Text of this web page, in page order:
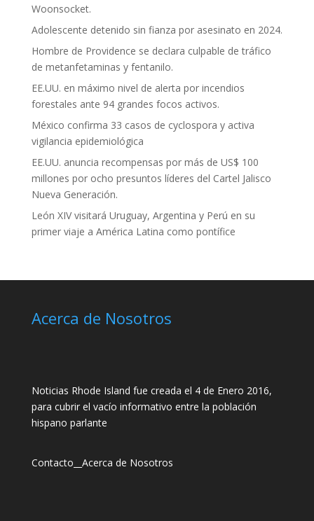
Woonsocket.
Adolescente detenido sin fianza por asesinato en 2024.
Hombre de Providence se declara culpable de tráfico
de metanfetaminas y fentanilo.
EE.UU. en máximo nivel de alerta por incendios
forestales ante 94 grandes focos activos.
México confirma 33 casos de cyclospora y activa
vigilancia epidemiológica
EE.UU. anuncia recompensas por más de US$ 100
millones por ocho presuntos líderes del Cartel Jalisco
Nueva Generación.
León XIV visitará Uruguay, Argentina y Perú en su
primer viaje a América Latina como pontífice
Acerca de Nosotros
Noticias Rhode Island fue creada el 4 de Enero 2016,
para cubrir el vacío informativo entre la población
hispano parlante
Contacto Acerca de Nosotros